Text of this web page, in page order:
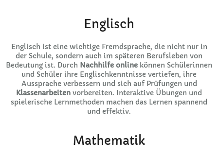
Englisch
Englisch ist eine wichtige Fremdsprache, die nicht nur in
der Schule, sondern auch im späteren Berufsleben von
Bedeutung ist. Durch Nachhilfe online können Schülerinnen
und Schüler ihre Englischkenntnisse vertiefen, ihre
Aussprache verbessern und sich auf Prüfungen und
Klassenarbeiten vorbereiten. Interaktive Übungen und
spielerische Lernmethoden machen das Lernen spannend
und effektiv.
Mathematik